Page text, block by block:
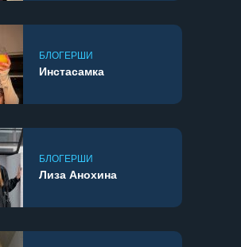
БЛОГЕРШИ
Инстасамка
БЛОГЕРШИ
Лиза Анохина